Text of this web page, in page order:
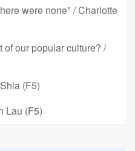
were none" / Charlotte
of our popular culture? /
(F5)
Lau (F5)